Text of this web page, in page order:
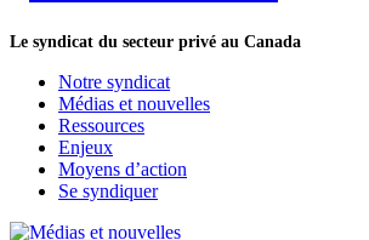
Le syndicat du secteur privé au Canada
Notre syndicat
Médias et nouvelles
Ressources
Enjeux
Moyens d’action
Se syndiquer